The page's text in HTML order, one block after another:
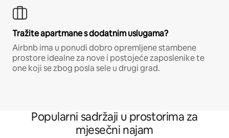
Tražite apartmane s dodatnim uslugama?
Airbnb ima u ponudi dobro opremljene stambene
prostore idealne za nove i postojeće zaposlenike te
one koji se zbog posla sele u drugi grad.
Popularni sadržaji u prostorima za
mjesečni najam